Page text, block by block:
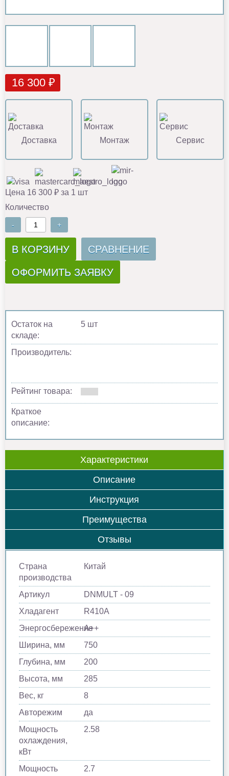
16 300 ₽
Доставка Монтаж Сервис
Цена 16 300 ₽ за 1 шт
Количество
- +
В КОРЗИНУ СРАВНЕНИЕ
ОФОРМИТЬ ЗАЯВКУ
Остаток на
складе:
5 шт
Производитель:
Рейтинг товара:
Краткое
описание:
Характеристики
Описание
Инструкция
Преимущества
Отзывы
Страна
производства
Китай
Артикул
DNMULT - 09
Хладагент
R410A
Энергосбережение
A++
Ширина, мм
750
Глубина, мм
200
Высота, мм
285
Вес, кг
8
Авторежим
да
Мощность
охлаждения,
кВт
2.58
Мощность
2.7